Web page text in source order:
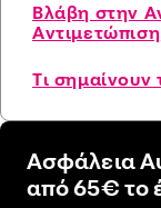
Βλάβη στην
Αντιμετώπιση
Τι σημαίνουν
Ασφάλεια
από 65€ το